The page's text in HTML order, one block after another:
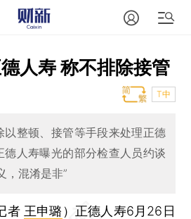
人寿 称不排除接管
T中
以整顿、接管等手段来处理正德
德人寿曝光的部分检查人员约谈
，混淆是非”
者 王申璐 ） 正德人寿6月26日